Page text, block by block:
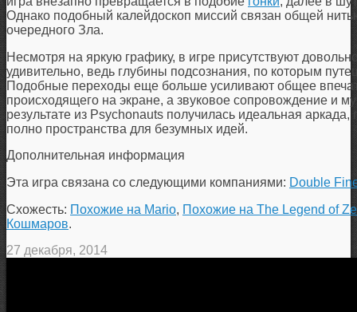
Однако подобный калейдоскоп миссий связан общей
очередного Зла.
Несмотря на яркую графику, в игре присутствуют
удивительно, ведь глубины подсознания, по которым
Подобные переходы еще больше усиливают общее
происходящего на экране, а звуковое сопровождение и
результате из Psychonauts получилась идеальная аркада,
полно пространства для безумных идей.
Дополнительная информация
Эта игра связана со следующими компаниями: Double
Схожесть: Похожие на Mario, Похожие на The Legend of
Кошмаров.
27 декабря, 2014